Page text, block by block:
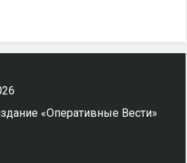
«Оперативные Вести»